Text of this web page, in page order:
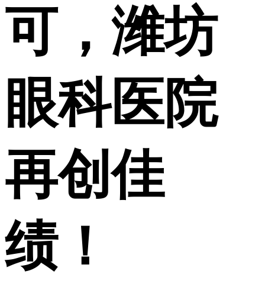
可，潍坊
眼科医院
再创佳
绩！